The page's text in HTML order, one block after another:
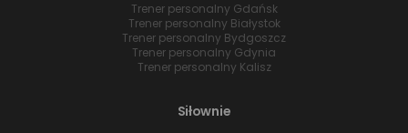
Trener personalny Gdańsk
Trener personalny Białystok
Trener personalny Bydgoszcz
Trener personalny Gdynia
Trener personalny Kalisz
Siłownie